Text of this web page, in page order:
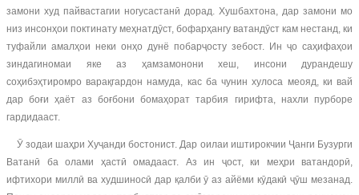
замони худ пайвастагии ногусастанӣ дорад. Хушбахтона, дар замони мо
низ инсонҳои поктинату меҳнатдӯст, бофарҳангу ватандӯст кам нестанд, ки
туфайли амалҳои неки онҳо дунё побарҷосту зебост. Ин ҷо саҳифаҳои
зиндагиномаи яке аз ҳамзамонони хеш, инсони дурандешу
соҳибэҳтиромро варақгардон намуда, кас ба чунин хулоса меояд, ки вай
дар боғи ҳаёт аз боғбони бомаҳорат тарбия гирифта, нахли пурборе
гардидааст.
Ӯ зодаи шаҳри Хуҷанди бостонист. Дар оилаи иштирокчии Ҷанги Бузурги
Ватанӣ ба олами ҳастӣ омадааст. Аз ин ҷост, ки меҳри ватандорӣ,
ифтихори миллӣ ва худшиносӣ дар қалби ӯ аз айёми кӯдакӣ ҷӯш мезанад.